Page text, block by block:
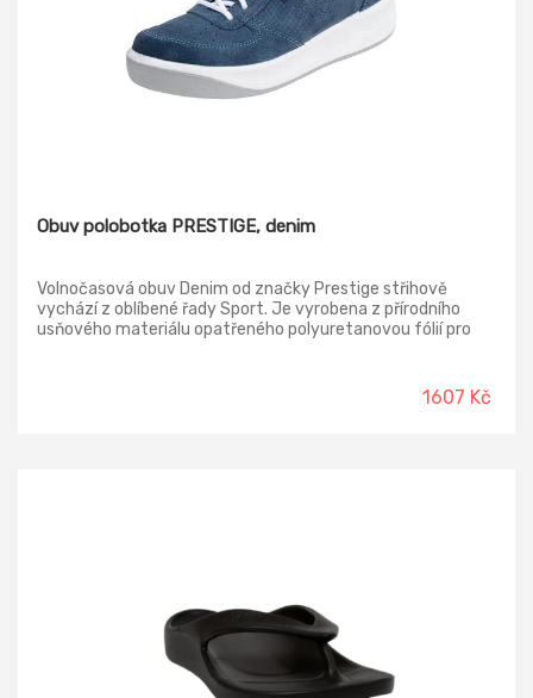
Obuv polobotka PRESTIGE, denim
Volnočasová obuv Denim od značky Prestige střihově
vychází z oblíbené řady Sport. Je vyrobena z přírodního
usňového materiálu opatřeného polyuretanovou fólií pro
textilními prvky. V oblasti kotníku jsou umístěny molitanové
polštářky pro větší pohodlí nohy Podšívka: kvalitní textilní
1607 Kč